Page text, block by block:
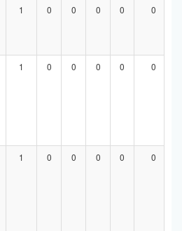
1 0 0 0 0 0
1 0 0 0 0 0
1 0 0 0 0 0